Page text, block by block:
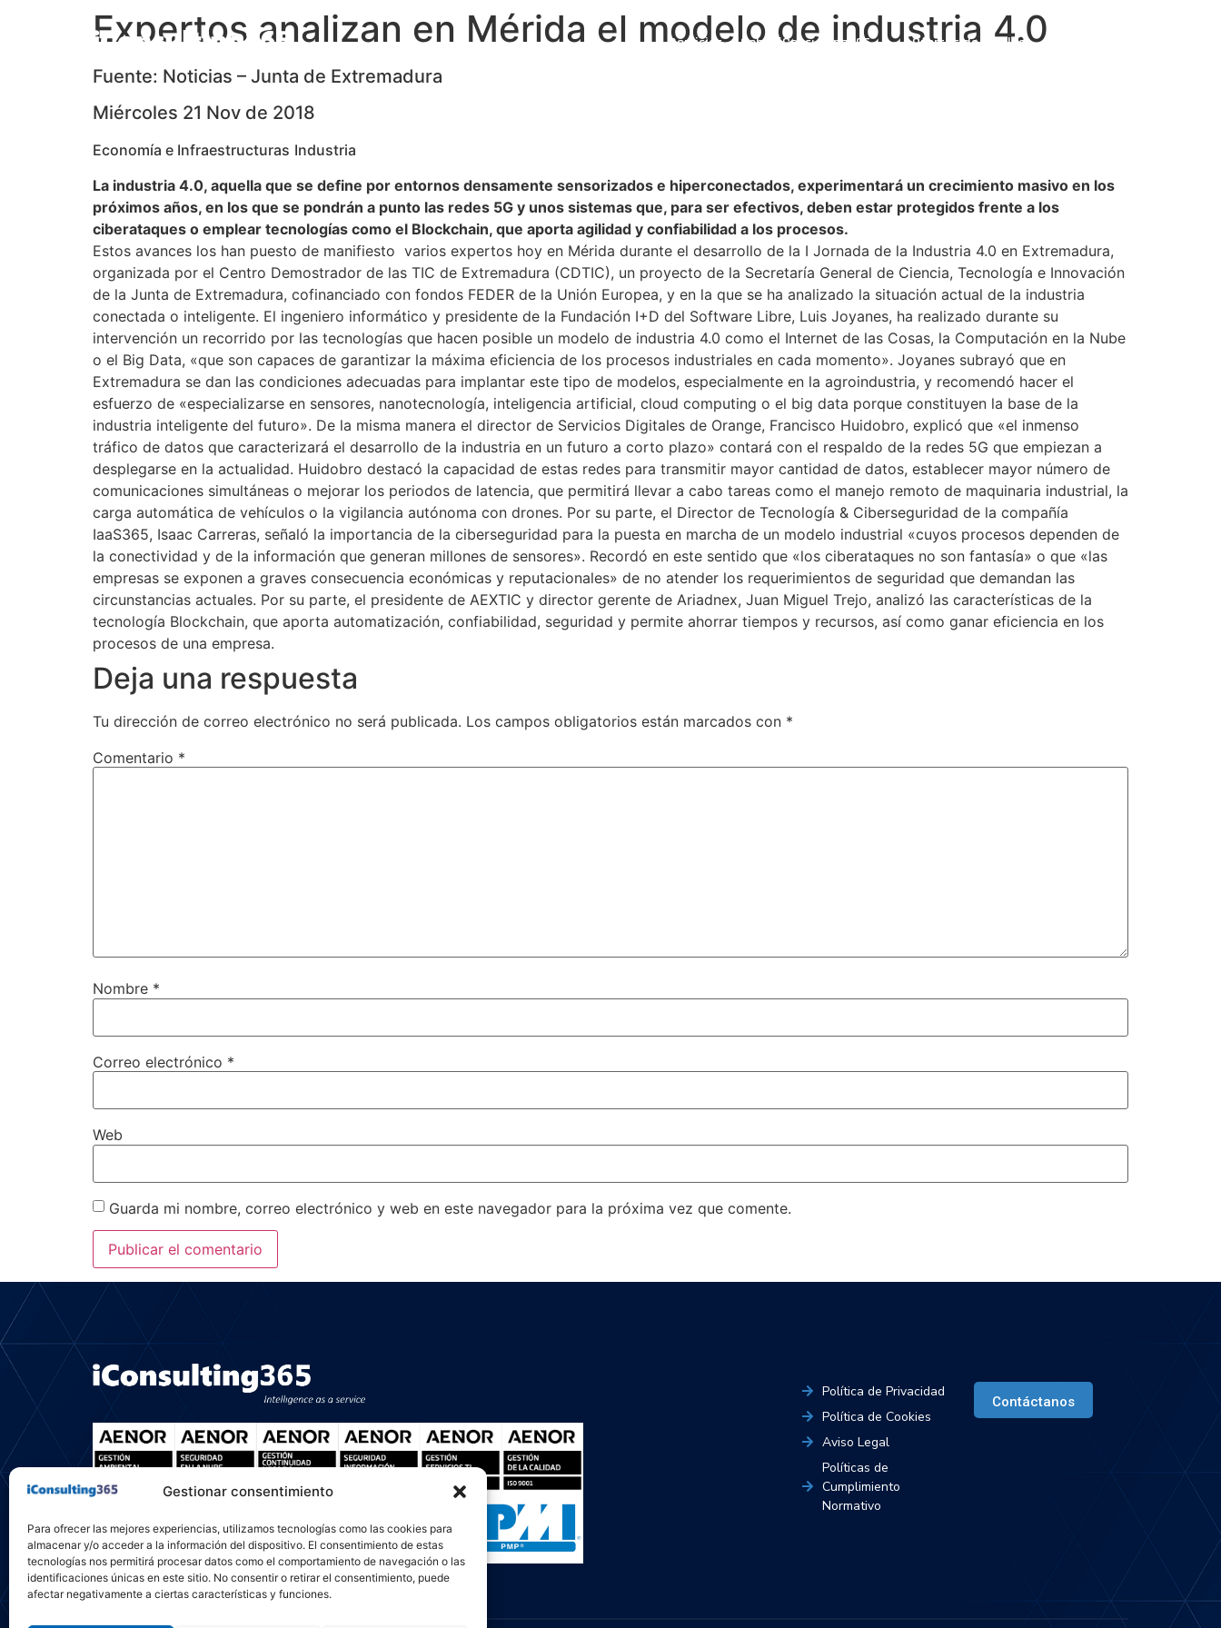
Gestionar consentimiento
Para ofrecer las mejores experiencias, utilizamos tecnologías como las cookies para
almacenar y/o acceder a la información del dispositivo. El consentimiento de estas
tecnologías nos permitirá procesar datos como el comportamiento de navegación o las
identificaciones únicas en este sitio. No consentir o retirar el consentimiento, puede
afectar negativamente a ciertas características y funciones.
Servicios Sobre iConsulting365 Ofertas de empleo Contacto
Expertos analizan en Mérida el modelo de industria 4.0
Fuente: Noticias – Junta de Extremadura
Miércoles 21 Nov de 2018
Economía e Infraestructuras Industria
La industria 4.0, aquella que se define por entornos densamente sensorizados e hiperconectados, experimentará un crecimiento masivo en los
próximos años, en los que se pondrán a punto las redes 5G y unos sistemas que, para ser efectivos, deben estar protegidos frente a los
ciberataques o emplear tecnologías como el Blockchain, que aporta agilidad y confiabilidad a los procesos.
Estos avances los han puesto de manifiesto varios expertos hoy en Mérida durante el desarrollo de la I Jornada de la Industria 4.0 en Extremadura,
organizada por el Centro Demostrador de las TIC de Extremadura (CDTIC), un proyecto de la Secretaría General de Ciencia, Tecnología e Innovación
de la Junta de Extremadura, cofinanciado con fondos FEDER de la Unión Europea, y en la que se ha analizado la situación actual de la industria
conectada o inteligente. El ingeniero informático y presidente de la Fundación I+D del Software Libre, Luis Joyanes, ha realizado durante su
intervención un recorrido por las tecnologías que hacen posible un modelo de industria 4.0 como el Internet de las Cosas, la Computación en la Nube
o el Big Data, «que son capaces de garantizar la máxima eficiencia de los procesos industriales en cada momento». Joyanes subrayó que en
Extremadura se dan las condiciones adecuadas para implantar este tipo de modelos, especialmente en la agroindustria, y recomendó hacer el
esfuerzo de «especializarse en sensores, nanotecnología, inteligencia artificial, cloud computing o el big data porque constituyen la base de la
industria inteligente del futuro». De la misma manera el director de Servicios Digitales de Orange, Francisco Huidobro, explicó que «el inmenso
tráfico de datos que caracterizará el desarrollo de la industria en un futuro a corto plazo» contará con el respaldo de la redes 5G que empiezan a
desplegarse en la actualidad. Huidobro destacó la capacidad de estas redes para transmitir mayor cantidad de datos, establecer mayor número de
comunicaciones simultáneas o mejorar los periodos de latencia, que permitirá llevar a cabo tareas como el manejo remoto de maquinaria industrial, la
carga automática de vehículos o la vigilancia autónoma con drones. Por su parte, el Director de Tecnología & Ciberseguridad de la compañía
IaaS365, Isaac Carreras, señaló la importancia de la ciberseguridad para la puesta en marcha de un modelo industrial «cuyos procesos dependen de
la conectividad y de la información que generan millones de sensores». Recordó en este sentido que «los ciberataques no son fantasía» o que «las
empresas se exponen a graves consecuencia económicas y reputacionales» de no atender los requerimientos de seguridad que demandan las
circunstancias actuales. Por su parte, el presidente de AEXTIC y director gerente de Ariadnex, Juan Miguel Trejo, analizó las características de la
tecnología Blockchain, que aporta automatización, confiabilidad, seguridad y permite ahorrar tiempos y recursos, así como ganar eficiencia en los
procesos de una empresa.
Deja una respuesta
Tu dirección de correo electrónico no será publicada. Los campos obligatorios están marcados con *
Comentario *
Nombre *
Correo electrónico *
Web
Guarda mi nombre, correo electrónico y web en este navegador para la próxima vez que comente.
Política de Privacidad
Política de Cookies
Aviso Legal
Políticas de
Cumplimiento
Normativo
Contáctanos